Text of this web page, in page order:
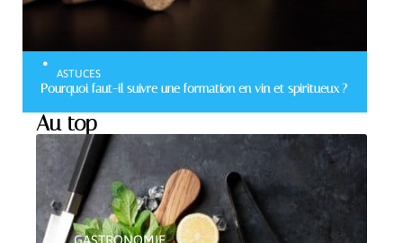
ASTUCES
Pourquoi faut-il suivre une formation en vin et spiritueux ?
Au top